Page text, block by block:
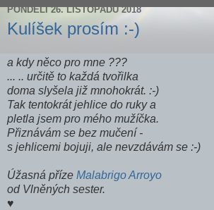
PONDĚLÍ 26. LISTOPADU 2018
Kulíšek prosím :-)
a kdy něco pro mne ???
... .. určitě to každá tvořilka
doma slyšela již mnohokrát. :-)
Tak tentokrát jehlice do ruky a
pletla jsem pro mého mužíčka.
Přiznávám se bez mučení -
s jehlicemi bojuji, ale nevzdávám se :-)
Úžasná příze Malabrigo Arroyo
od Vlněných sester.
♥